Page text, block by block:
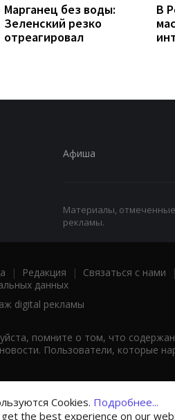
Марганец без воды:
Зеленский резко
отреагировал
В
Афиша
Материалы,
рекламы.
| Редакция | Связаться с нами
данных
digital рекламы
помните о том, что
Пользователи, которые
Cookies. Подробнее...
the best experience on our